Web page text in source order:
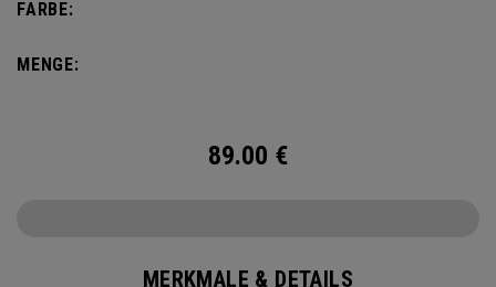
abverlangt.
FARBE:
MENGE:
89.00 €
MERKMALE & DETAILS